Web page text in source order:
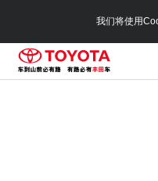
我们将使用